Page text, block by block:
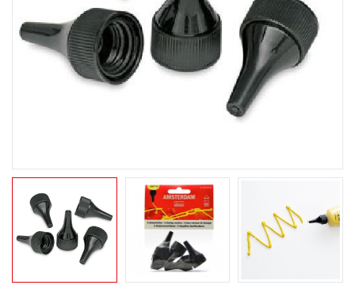
Loisirs Créatifs
Coffrets & cadeaux
Encadrement